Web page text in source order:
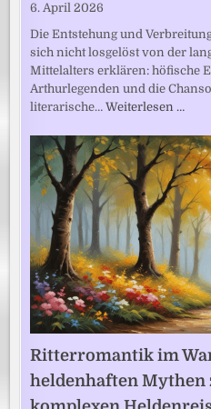
6. April 2026
Die Entstehung und
sich nicht losgelöst von der
Mittelalters erklären: höfische
Arthurlegenden und die
literarische…Weiterlesen …
Ritterromantik im
heldenhaften Mythen